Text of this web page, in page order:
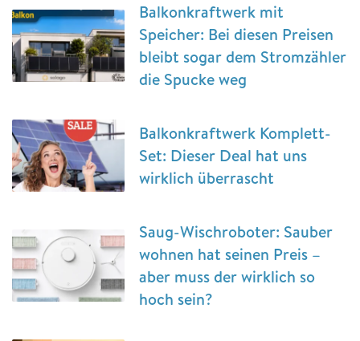
Balkonkraftwerk mit
Speicher: Bei diesen Preisen
bleibt sogar dem Stromzähler
die Spucke weg
Balkonkraftwerk Komplett-
Set: Dieser Deal hat uns
wirklich überrascht
Saug-Wischroboter: Sauber
wohnen hat seinen Preis –
aber muss der wirklich so
hoch sein?